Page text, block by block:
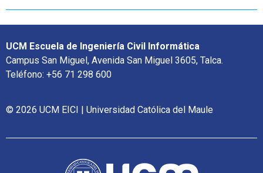
UCM Escuela de Ingeniería Civil Informática
Campus San Miguel, Avenida San Miguel 3605, Talca.
Teléfono: +56 71 298 600
© 2026 UCM EICI | Universidad Católica del Maule